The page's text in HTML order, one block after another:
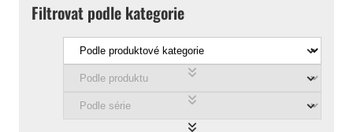
Filtrovat podle kategorie